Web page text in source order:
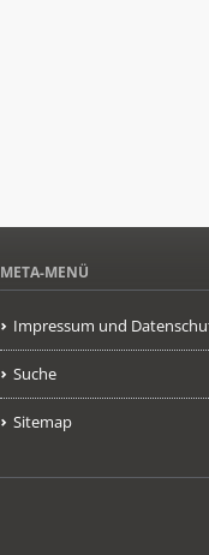
META-MENÜ
Impressum und
Suche
Sitemap